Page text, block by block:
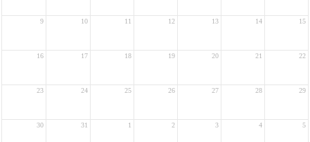
9 10 11 12 13 14 15
16 17 18 19 20 21 22
23 24 25 26 27 28 29
30 31 1 2 3 4 5